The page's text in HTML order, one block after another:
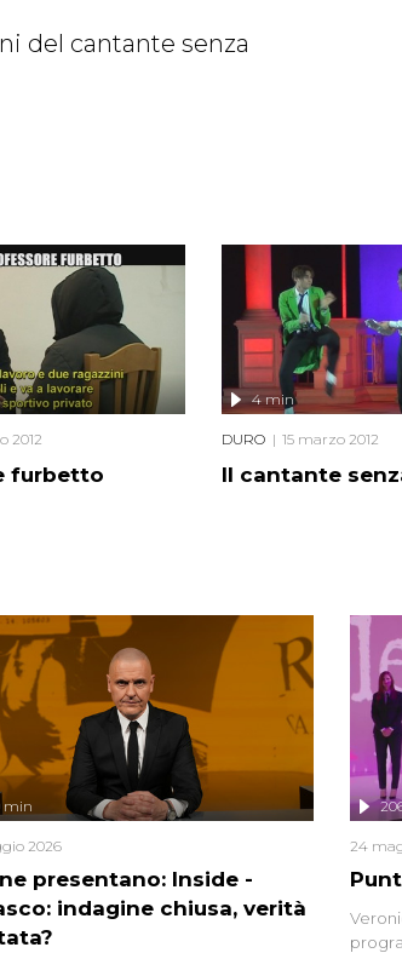
del cantante senza
furbetto
2012
Il cantante
4 min
DURO 15 marzo 2012
presentano: Inside -
indagine chiusa, verità
min
2026 24